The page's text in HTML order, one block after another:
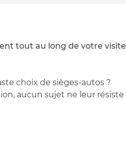
tout au long de votre visite
choix de sièges-autos ?
aucun sujet ne leur résiste